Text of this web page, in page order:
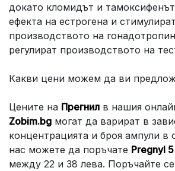
докато кломидът и
ефекта на естрогена и стимулират
производството на
регулират производството на
Какви цени можем да ви
Цените на Прегнил в нашия
Zobim.bg могат да варират в
концентрацията и броя ампули в
нас можете да поръчате Pregnyl
между 22 и 38 лева. Поръчайте